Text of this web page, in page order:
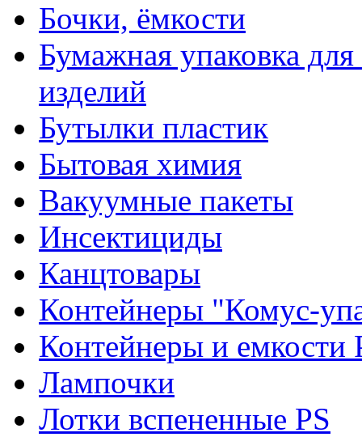
Бочки, ёмкости
Бумажная упаковка
изделий
Бутылки пластик
Бытовая химия
Вакуумные пакеты
Инсектициды
Канцтовары
Контейнеры "Комус-
Контейнеры и емкости
Лампочки
Лотки вспененные PS